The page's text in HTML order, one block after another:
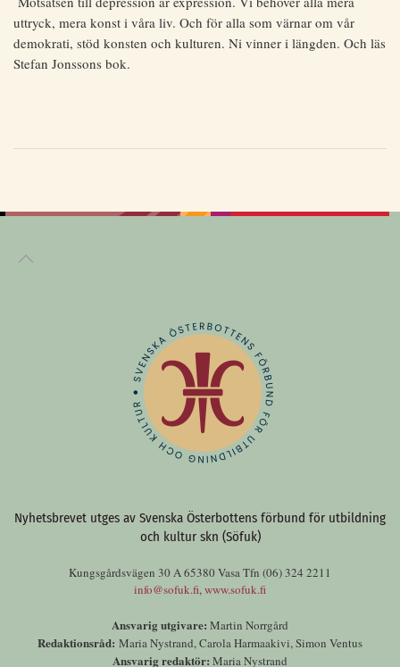
uttryck, mera konst i våra liv. Och för alla som värnar om vår
demokrati, stöd konsten och kulturen. Ni vinner i längden. Och läs
Stefan Jonssons bok.
Nyhetsbrevet utges av Svenska Österbottens förbund för utbildning
och kultur skn (Söfuk)
Kungsgårdsvägen 30 A 65380 Vasa Tfn (06) 324 2211
info@sofuk.fi,www.sofuk.fi
Ansvarig utgivare: Martin Norrgård
Redaktionsråd: Maria Nystrand, Carola Harmaakivi, Simon Ventus
Ansvarig redaktör: Maria Nystrand